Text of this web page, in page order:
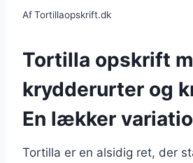
AfTortillaopskrift.dk
Tortilla opskrift
krydderurter og
En lækker
Tortilla er en alsidig ret, der